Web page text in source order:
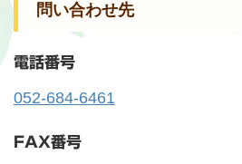
問い合わせ先
電話番号
052-684-6461
FAX番号